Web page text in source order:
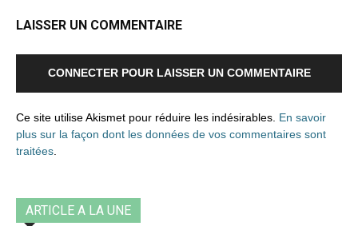
LAISSER UN COMMENTAIRE
CONNECTER POUR LAISSER UN COMMENTAIRE
Ce site utilise Akismet pour réduire les indésirables. En savoir
plus sur la façon dont les données de vos commentaires sont
traitées
ARTICLE A LA UNE